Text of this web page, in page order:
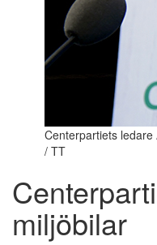
Centerpartiets
/ TT
miljöbilar